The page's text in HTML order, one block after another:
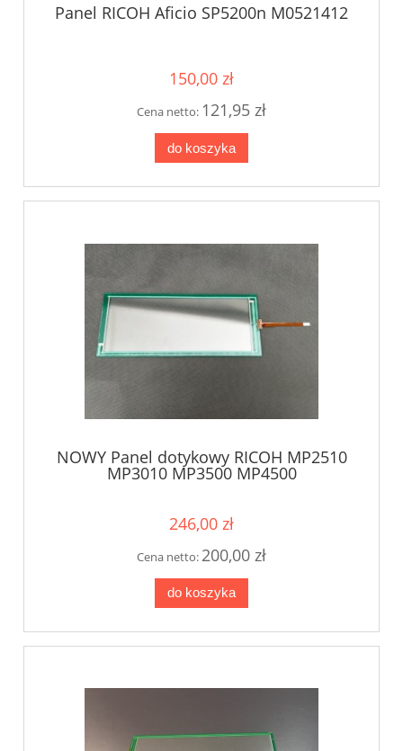
Panel RICOH Aficio SP5200n M0521412
150,00 zł
Cena netto: 121,95 zł
do koszyka
NOWY Panel dotykowy RICOH MP2510
MP3010 MP3500 MP4500
246,00 zł
Cena netto: 200,00 zł
do koszyka